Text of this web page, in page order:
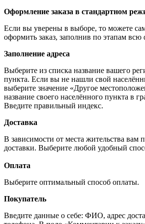
Оформление заказа в стандартном
Если вы уверены в выборе, то можете
оформить заказ, заполнив по этапам всю
Заполнение адреса
Выберите из списка название вашего
пункта. Если вы не нашли свой
выберите значение «Другое
название своего населённого пункта в
Введите правильный индекс.
Доставка
В зависимости от места жительства вам
доставки. Выберите любой удобный
Оплата
Выберите оптимальный способ оплаты.
Покупатель
Введите данные о себе: ФИО, адрес